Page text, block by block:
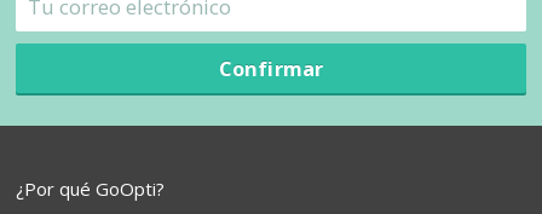
Confirmar
¿Por qué GoOpti?